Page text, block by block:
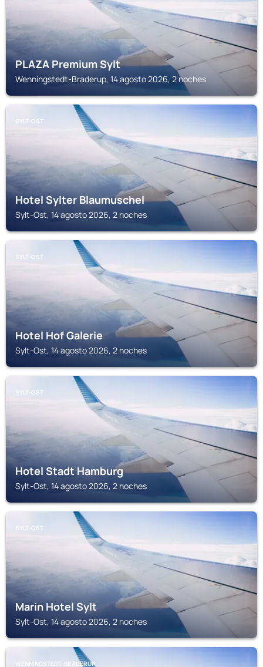
PLAZA Premium Sylt
Wenningstedt-Braderup, 14 agosto 2026, 2 noches
SYLT-OST
Hotel Sylter Blaumuschel
Sylt-Ost, 14 agosto 2026, 2 noches
SYLT-OST
Hotel Hof Galerie
Sylt-Ost, 14 agosto 2026, 2 noches
SYLT-OST
Hotel Stadt Hamburg
Sylt-Ost, 14 agosto 2026, 2 noches
SYLT-OST
Marin Hotel Sylt
Sylt-Ost, 14 agosto 2026, 2 noches
WENNINGSTEDT-BRADERUP